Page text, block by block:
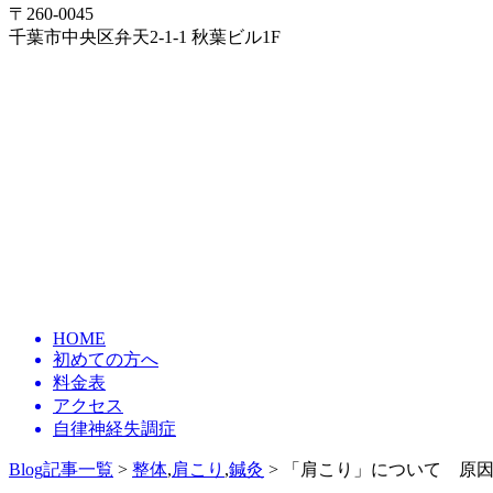
〒260-0045
千葉市中央区弁天2-1-1 秋葉ビル1F
HOME
初めての方へ
料金表
アクセス
自律神経失調症
Blog記事一覧 > 整体,肩こり ,鍼灸 > 「肩こり」について 原